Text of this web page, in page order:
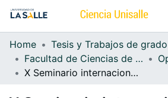
Communities & Collections
All of DSpace
Home
Tesis y Trabajos de grado
Facultad de Ciencias de la Salud
X Seminario internacional de Ciencias de la Visión " Experiencia y alta calidad en la formación para la salud visual" temáticas: telemedicina, imágenes diagnóstic y nueva tecnología y entrenamiento visual